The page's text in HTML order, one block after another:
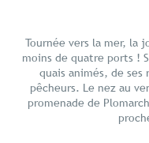
Tournée vers la mer, la
moins de quatre ports !
quais animés, de ses
pêcheurs. Le nez au
promenade de